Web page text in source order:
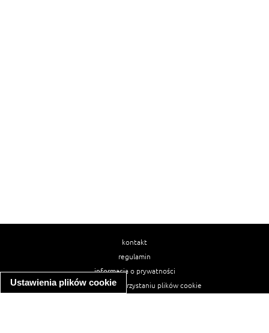
Ustawienia plików cookie
kontakt
regulamin
informacja o prywatności
informacja o wykorzystaniu plików cookie